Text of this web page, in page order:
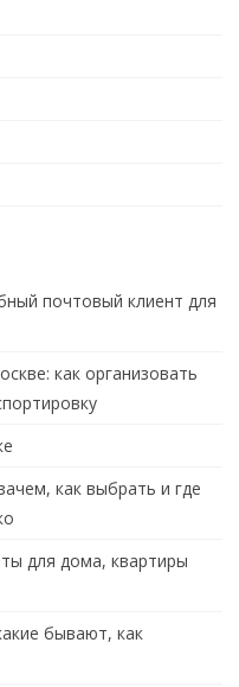
почтовый клиент для
как организовать
как выбрать и где
для дома, квартиры
бывают, как